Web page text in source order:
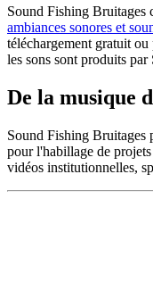
Sound Fishing Bruitages
ambiances sonores et
téléchargement gratuit
les sons sont produits
De la musique
Sound Fishing Bruitages
pour l'habillage de
vidéos institutionnelles,